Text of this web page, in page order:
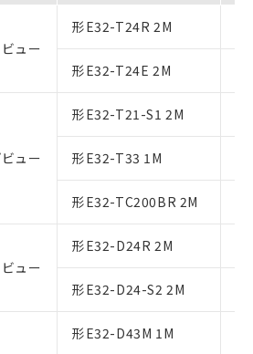
ュー
形E32-T24R 2M
形E32-T24E 2M
ュー
形E32-T21-S1 2M
形E32-T33 1M
形E32-TC200BR 2M
ュー
形E32-D24R 2M
形E32-D24-S2 2M
形E32-D43M 1M